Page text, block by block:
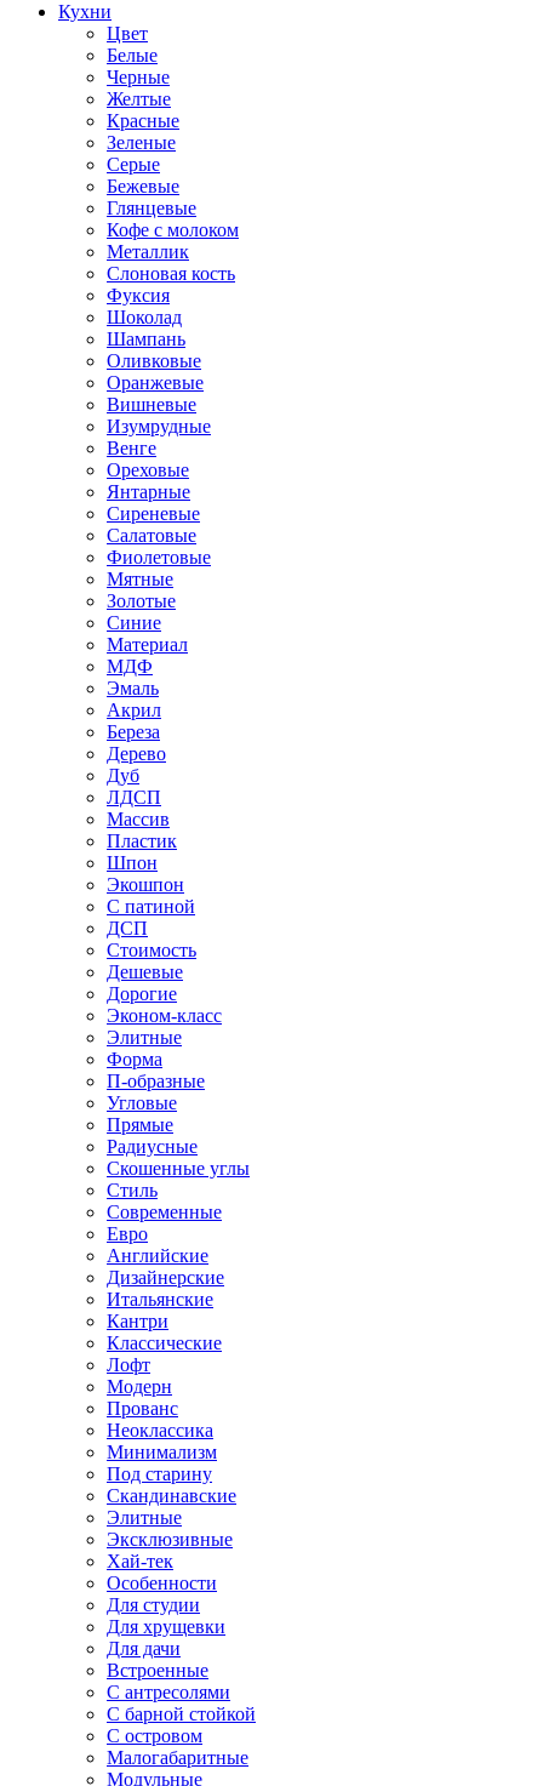
Кухни
Цвет
Белые
Черные
Желтые
Красные
Зеленые
Серые
Бежевые
Глянцевые
Кофе с молоком
Металлик
Слоновая кость
Фуксия
Шоколад
Шампань
Оливковые
Оранжевые
Вишневые
Изумрудные
Венге
Ореховые
Янтарные
Сиреневые
Салатовые
Фиолетовые
Мятные
Золотые
Синие
Материал
МДФ
Эмаль
Акрил
Береза
Дерево
Дуб
ЛДСП
Массив
Пластик
Шпон
Экошпон
С патиной
ДСП
Стоимость
Дешевые
Дорогие
Эконом-класс
Элитные
Форма
П-образные
Угловые
Прямые
Радиусные
Скошенные углы
Стиль
Современные
Евро
Английские
Дизайнерские
Итальянские
Кантри
Классические
Лофт
Модерн
Прованс
Неоклассика
Минимализм
Под старину
Скандинавские
Элитные
Эксклюзивные
Хай-тек
Особенности
Для студии
Для хрущевки
Для дачи
Встроенные
С антресолями
С барной стойкой
С островом
Малогабаритные
Модульные